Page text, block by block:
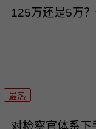
125万还是5万
最热
对检察官体系下